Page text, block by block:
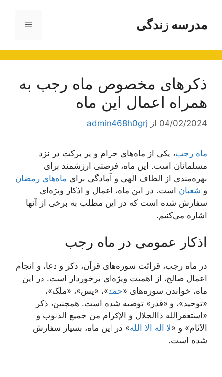
محتوامدرسه زندگی فهرست
ذکرهای مخصوص ماه رجب به
همراه اعمال این ماه
04/02/2024 از admin468h0grj
ماه رجب، یکی از ماه‌های حرام و پر برکت در نزد
مسلمانان است. این ماه، فرصتی ارزشمند برای
بهره‌مندی از الطاف الهی و آمادگی برای ماه‌های رمضان
و شعبان است. در این ماه، اعمال و اذکار ویژه‌ای
سفارش شده است که در این مطلب به برخی از آنها
اشاره می‌کنیم.
اذکار عمومی در ماه رجب
در ماه رجب، قرائت سوره‌های قرآن، ذکر و دعا، و انجام
اعمال صالح، از اهمیت ویژه‌ای برخوردار است. در این
ماه، خواندن سوره‌های «حمد»، «یس»، «ملک»،
«توحید»، و «قدر» توصیه شده است. همچنین، ذکر
«استغفرالله ذاالجلال و الإکرام من جمیع الذنوب و
الآثام» و «لا اله الا الله» در این ماه، بسیار سفارش
شده است.